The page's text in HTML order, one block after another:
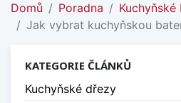
Domů Poradna
Kuchyňské
Jak vybrat kuchyňskou
KATEGORIE ČLÁNKŮ
Kuchyňské dřezy